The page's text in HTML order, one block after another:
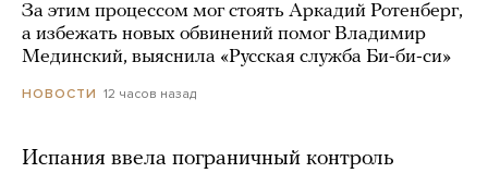
За этим процессом мог стоять Аркадий Ротенберг,
а избежать новых обвинений помог Владимир
Мединский, выяснила «Русская служба Би-би-си»
НОВОСТИ 12 часов назад
Испания ввела пограничный контроль